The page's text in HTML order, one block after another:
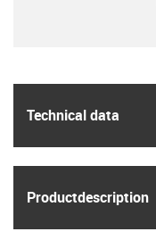
Technical data
Product­description